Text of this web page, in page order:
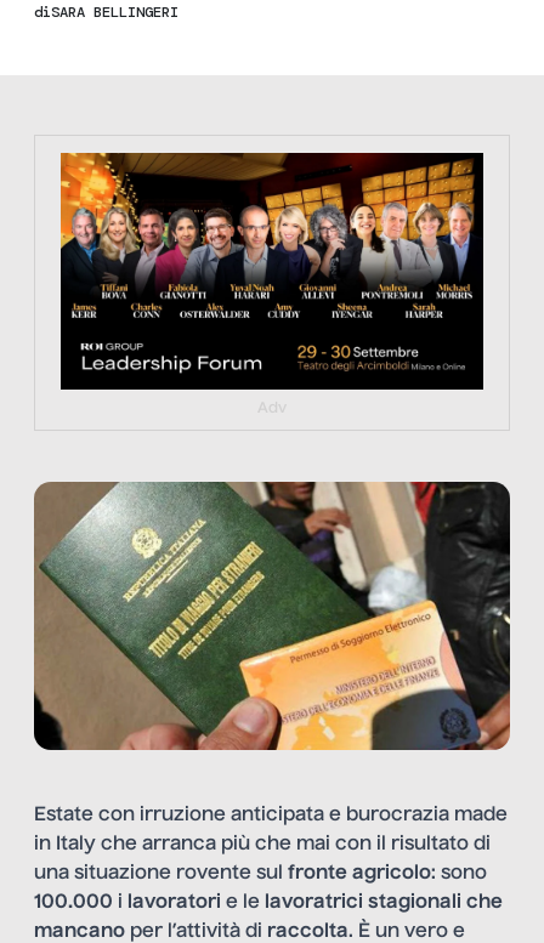
diSARA BELLINGERI
https://tinyurl.com/363fvfm9
Adv
Estate con irruzione anticipata e burocrazia made
in Italy che arranca più che mai con il risultato di
una situazione rovente sul fronte agricolo: sono
100.000 i lavoratori e le lavoratrici stagionali che
mancano per l’attività di raccolta. È un vero e